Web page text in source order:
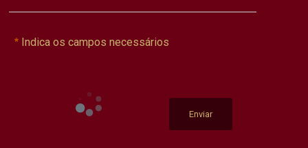
Indica os campos necessários
Enviar